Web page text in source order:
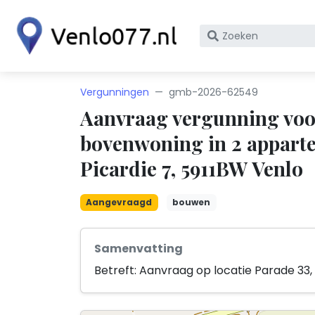
Zoek
of
nummer
Vergunningen gmb-2026-62549
Aanvraag vergunning
bovenwoning in 2
Picardie 7, 5911BW Venlo
Aangevraagd bouwen
Samenvatting
Betreft: Aanvraag op locatie Parade 33,